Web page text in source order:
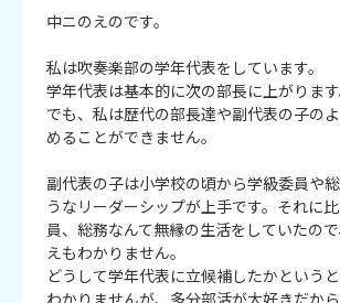
中ニのえのです。
私は吹奏楽部の学年代表をしています。
学年代表は基本的に次の部長に上がります
でも、私は歴代の部長達や副代表の子の
めることができません。
副代表の子は小学校の頃から学級委員や
うなリーダーシップが上手です。それに
員、総務なんて無縁の生活をしていたの
えもわかりません。
どうして学年代表に立候補したかという